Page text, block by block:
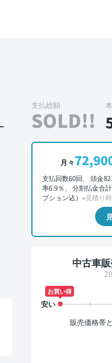
外装 正面
支払総額
SOLD!!
月々
支払回数60回、 頭金
率6.9％、 分割払金合
プション込） ※見積り
中古車
お買い得
販売価格帯